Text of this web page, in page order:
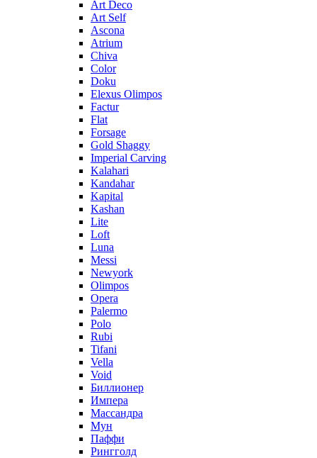
Art Deco
Art Self
Ascona
Atrium
Chiva
Color
Doku
Elexus Olimpos
Factur
Flat
Forsage
Gold Shaggy
Imperial Carving
Kalahari
Kandahar
Kapital
Kashan
Lite
Loft
Luna
Messi
Newyork
Olimpos
Opera
Palermo
Polo
Rubi
Tifani
Vella
Void
Биллионер
Импера
Массандра
Мун
Паффи
Рингголд